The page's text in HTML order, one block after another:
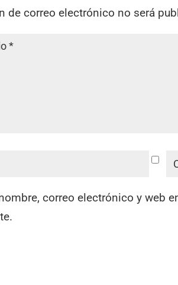
de correo electrónico no será
correo electrónico y web